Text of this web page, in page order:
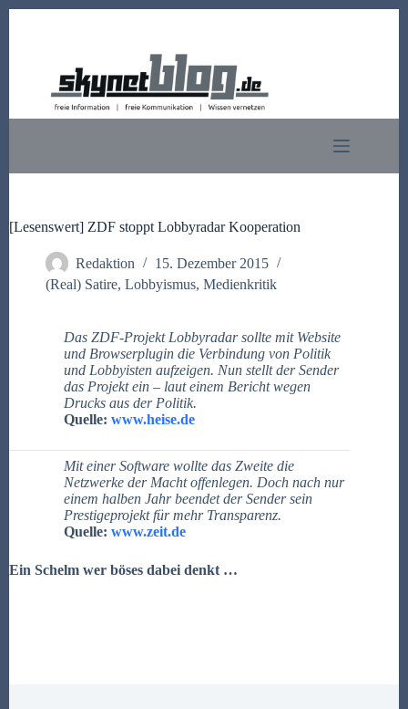
[Lesenswert] ZDF stoppt Lobbyradar Kooperation
Redaktion
15. Dezember 2015
(Real) Satire, Lobbyismus, Medienkritik
Das ZDF-Projekt Lobbyradar sollte mit Website
und Browserplugin die Verbindung von Politik
und Lobbyisten aufzeigen. Nun stellt der Sender
das Projekt ein – laut einem Bericht wegen
Drucks aus der Politik.
Quelle: www.heise.de
Mit einer Software wollte das Zweite die
Netzwerke der Macht offenlegen. Doch nach nur
einem halben Jahr beendet der Sender sein
Prestigeprojekt für mehr Transparenz.
Quelle: www.zeit.de
Ein Schelm wer böses dabei denkt …